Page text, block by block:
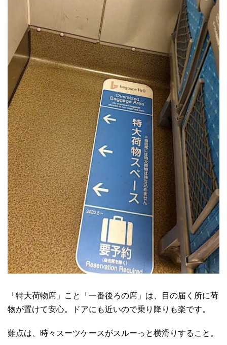
「特大荷物席」こと「一番後ろの席」は、目の届く所に荷
物が置けて安心。ドアにも近いので乗り降りも楽です。
難点は、時々スーツケースがスルーっと横滑りすること。